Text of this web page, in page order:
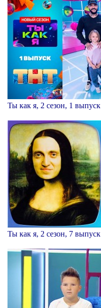
Ты как я, 2 сезон, 1 выпуск
Ты как я, 2 сезон, 7 выпуск